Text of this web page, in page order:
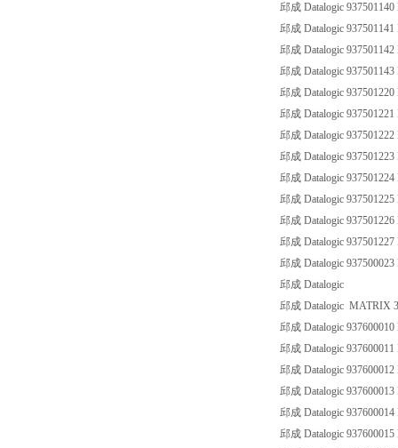
邱成 Datalogic
邱成 Datalogic
邱成 Datalogic
邱成 Datalogic
邱成 Datalogic
邱成 Datalogic
邱成 Datalogic
邱成 Datalogic
邱成 Datalogic
邱成 Datalogic
邱成 Datalogic
邱成 Datalogic
邱成 Datalogic
邱成 Datalogic
邱成 Datalogic MATRIX
邱成 Datalogic
邱成 Datalogic
邱成 Datalogic
邱成 Datalogic
邱成 Datalogic
邱成 Datalogic